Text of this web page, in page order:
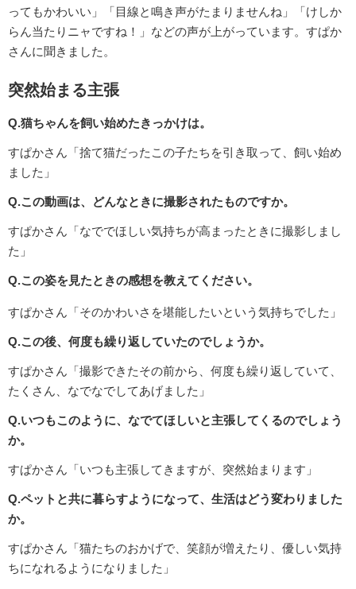
ってもかわいい」「目線と鳴き声がたまりませんね」「けしか
らん当たりニャですね！」などの声が上がっています。すぱか
さんに聞きました。
突然始まる主張
Q.猫ちゃんを飼い始めたきっかけは。
すぱかさん「捨て猫だったこの子たちを引き取って、飼い始め
ました」
Q.この動画は、どんなときに撮影されたものですか。
すぱかさん「なででほしい気持ちが高まったときに撮影しまし
た」
Q.この姿を見たときの感想を教えてください。
すぱかさん「そのかわいさを堪能したいという気持ちでした」
Q.この後、何度も繰り返していたのでしょうか。
すぱかさん「撮影できたその前から、何度も繰り返していて、
たくさん、なでなでしてあげました」
Q.いつもこのように、なでてほしいと主張してくるのでしょう
か。
すぱかさん「いつも主張してきますが、突然始まります」
Q.ペットと共に暮らすようになって、生活はどう変わりました
か。
すぱかさん「猫たちのおかげで、笑顔が増えたり、優しい気持
ちになれるようになりました」